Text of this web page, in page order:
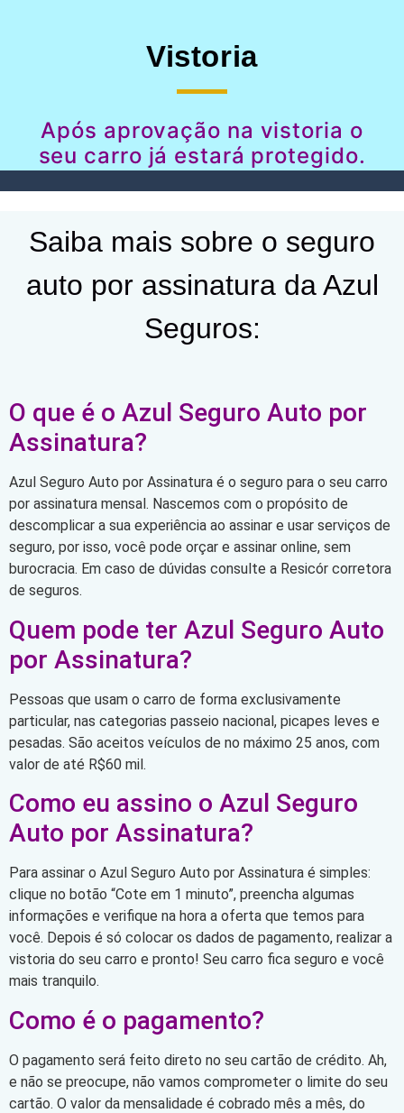
Vistoria
Após aprovação na vistoria o
seu carro já estará protegido.
Saiba mais sobre o seguro
auto por assinatura da Azul
Seguros:
O que é o Azul Seguro Auto por
Assinatura?
Azul Seguro Auto por Assinatura é o seguro para o seu carro
por assinatura mensal. Nascemos com o propósito de
descomplicar a sua experiência ao assinar e usar serviços de
seguro, por isso, você pode orçar e assinar online, sem
burocracia. Em caso de dúvidas consulte a Resicór corretora
de seguros.
Quem pode ter Azul Seguro Auto
por Assinatura?
Pessoas que usam o carro de forma exclusivamente
particular, nas categorias passeio nacional, picapes leves e
pesadas. São aceitos veículos de no máximo 25 anos, com
valor de até R$60 mil.
Como eu assino o Azul Seguro
Auto por Assinatura?
Para assinar o Azul Seguro Auto por Assinatura é simples:
clique no botão “Cote em 1 minuto”, preencha algumas
informações e verifique na hora a oferta que temos para
você. Depois é só colocar os dados de pagamento, realizar a
vistoria do seu carro e pronto! Seu carro fica seguro e você
mais tranquilo.
Como é o pagamento?
O pagamento será feito direto no seu cartão de crédito. Ah,
e não se preocupe, não vamos comprometer o limite do seu
cartão. O valor da mensalidade é cobrado mês a mês, do